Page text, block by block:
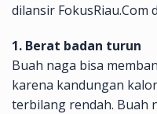
dilansir FokusRiau.Com
1. Berat badan turun
Buah naga bisa
karena kandungan
terbilang rendah. Buah